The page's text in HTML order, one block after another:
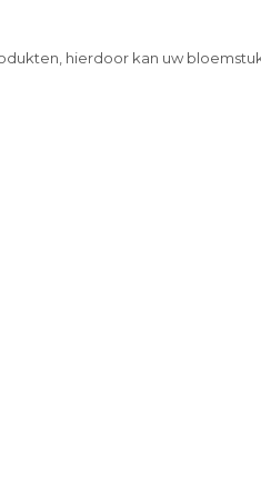
hierdoor kan uw